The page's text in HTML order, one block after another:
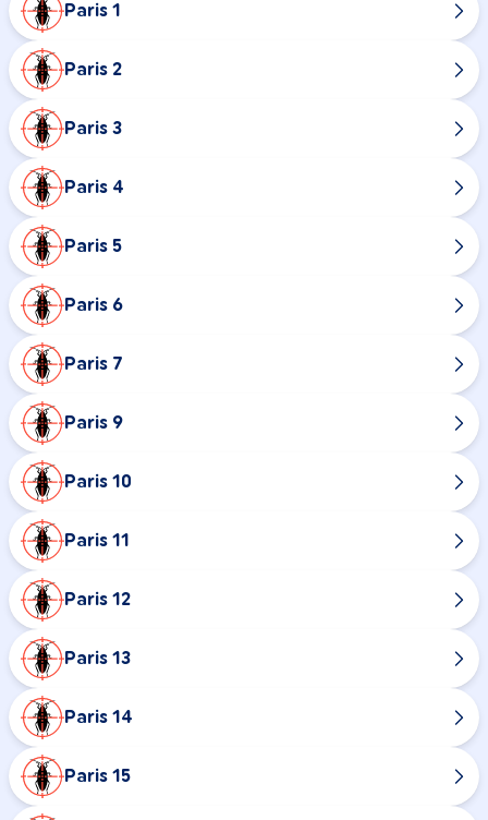
Paris 1
Paris 2
Paris 3
Paris 4
Paris 5
Paris 6
Paris 7
Paris 9
Paris 10
Paris 11
Paris 12
Paris 13
Paris 14
Paris 15